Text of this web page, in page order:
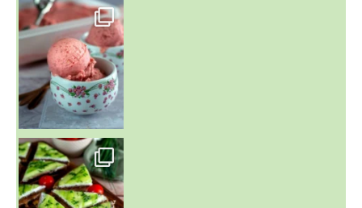
~ NICE CREAM À LA FRAISE ~
Presque un mois que